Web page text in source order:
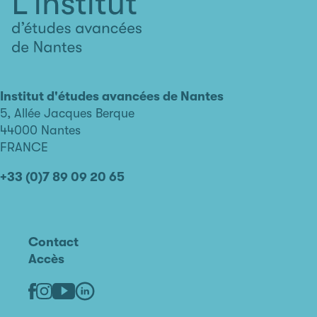
avancées
de
Nantes
Institut d'études avancées de Nantes
5, Allée Jacques Berque
44000 Nantes
FRANCE
+33 (0)7 89 09 20 65
Contact
Accès
Facebook
Instagram
Youtube
Linkedin